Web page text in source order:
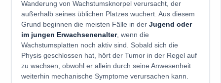
Wanderung von Wachstumsknorpel verursacht, der
außerhalb seines üblichen Platzes wuchert. Aus diesem
Grund beginnen die meisten Fälle in der Jugend oder
im jungen Erwachsenenalter, wenn die
Wachstumsplatten noch aktiv sind. Sobald sich die
Physis geschlossen hat, hört der Tumor in der Regel auf
zu wachsen, obwohl er allein durch seine Anwesenheit
weiterhin mechanische Symptome verursachen kann.